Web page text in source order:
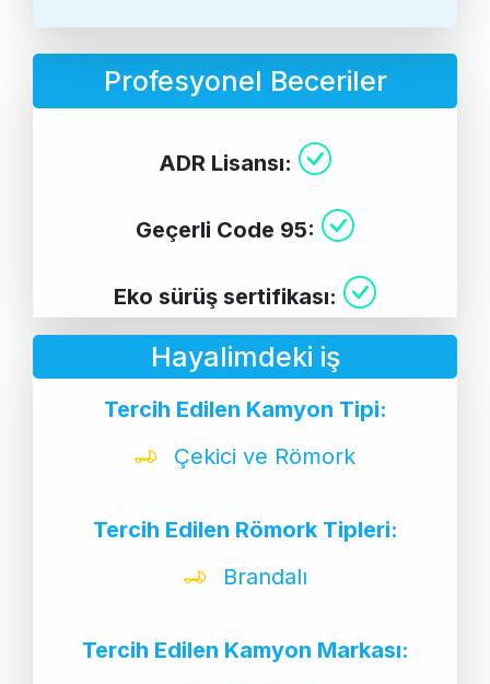
Profesyonel Beceriler
ADR Lisansı:
Geçerli Code 95:
Eko sürüş sertifikası:
Hayalimdeki iş
Tercih Edilen Kamyon Tipi:
Çekici ve Römork
Tercih Edilen Römork Tipleri:
Brandalı
Tercih Edilen Kamyon Markası: